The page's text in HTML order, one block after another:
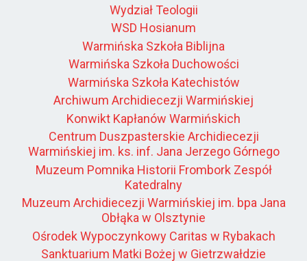
Wydział Teologii
WSD Hosianum
Warmińska Szkoła Biblijna
Warmińska Szkoła Duchowości
Warmińska Szkoła Katechistów
Archiwum Archidiecezji Warmińskiej
Konwikt Kapłanów Warmińskich
Centrum Duszpasterskie Archidiecezji
Warmińskiej im. ks. inf. Jana Jerzego Górnego
Muzeum Pomnika Historii Frombork Zespół
Katedralny
Muzeum Archidiecezji Warmińskiej im. bpa Jana
Obłąka w Olsztynie
Ośrodek Wypoczynkowy Caritas w Rybakach
Sanktuarium Matki Bożej w Gietrzwałdzie